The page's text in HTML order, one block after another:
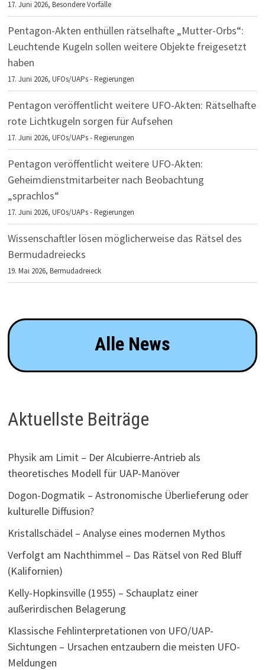
17. Juni 2026,Besondere Vorfälle
Pentagon-Akten enthüllen rätselhafte „Mutter-Orbs“:
Leuchtende Kugeln sollen weitere Objekte freigesetzt
haben
17. Juni 2026,UFOs/UAPs - Regierungen
Pentagon veröffentlicht weitere UFO-Akten: Rätselhafte
rote Lichtkugeln sorgen für Aufsehen
17. Juni 2026,UFOs/UAPs - Regierungen
Pentagon veröffentlicht weitere UFO-Akten:
Geheimdienstmitarbeiter nach Beobachtung
„sprachlos“
17. Juni 2026,UFOs/UAPs - Regierungen
Wissenschaftler lösen möglicherweise das Rätsel des
Bermudadreiecks
19. Mai 2026,Bermudadreieck
Alle News
Aktuellste Beiträge
Physik am Limit – Der Alcubierre-Antrieb als
theoretisches Modell für UAP-Manöver
Dogon-Dogmatik – Astronomische Überlieferung oder
kulturelle Diffusion?
Kristallschädel – Analyse eines modernen Mythos
Verfolgt am Nachthimmel – Das Rätsel von Red Bluff
(Kalifornien)
Kelly-Hopkinsville (1955) – Schauplatz einer
außerirdischen Belagerung
Klassische Fehlinterpretationen von UFO/UAP-
Sichtungen – Ursachen entzaubern die meisten UFO-
Meldungen